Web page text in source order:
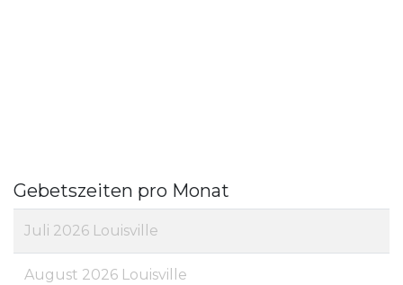
Gebetszeiten pro Monat
Juli 2026 Louisville
August 2026 Louisville